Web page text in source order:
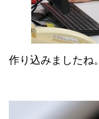
作り込みましたね。